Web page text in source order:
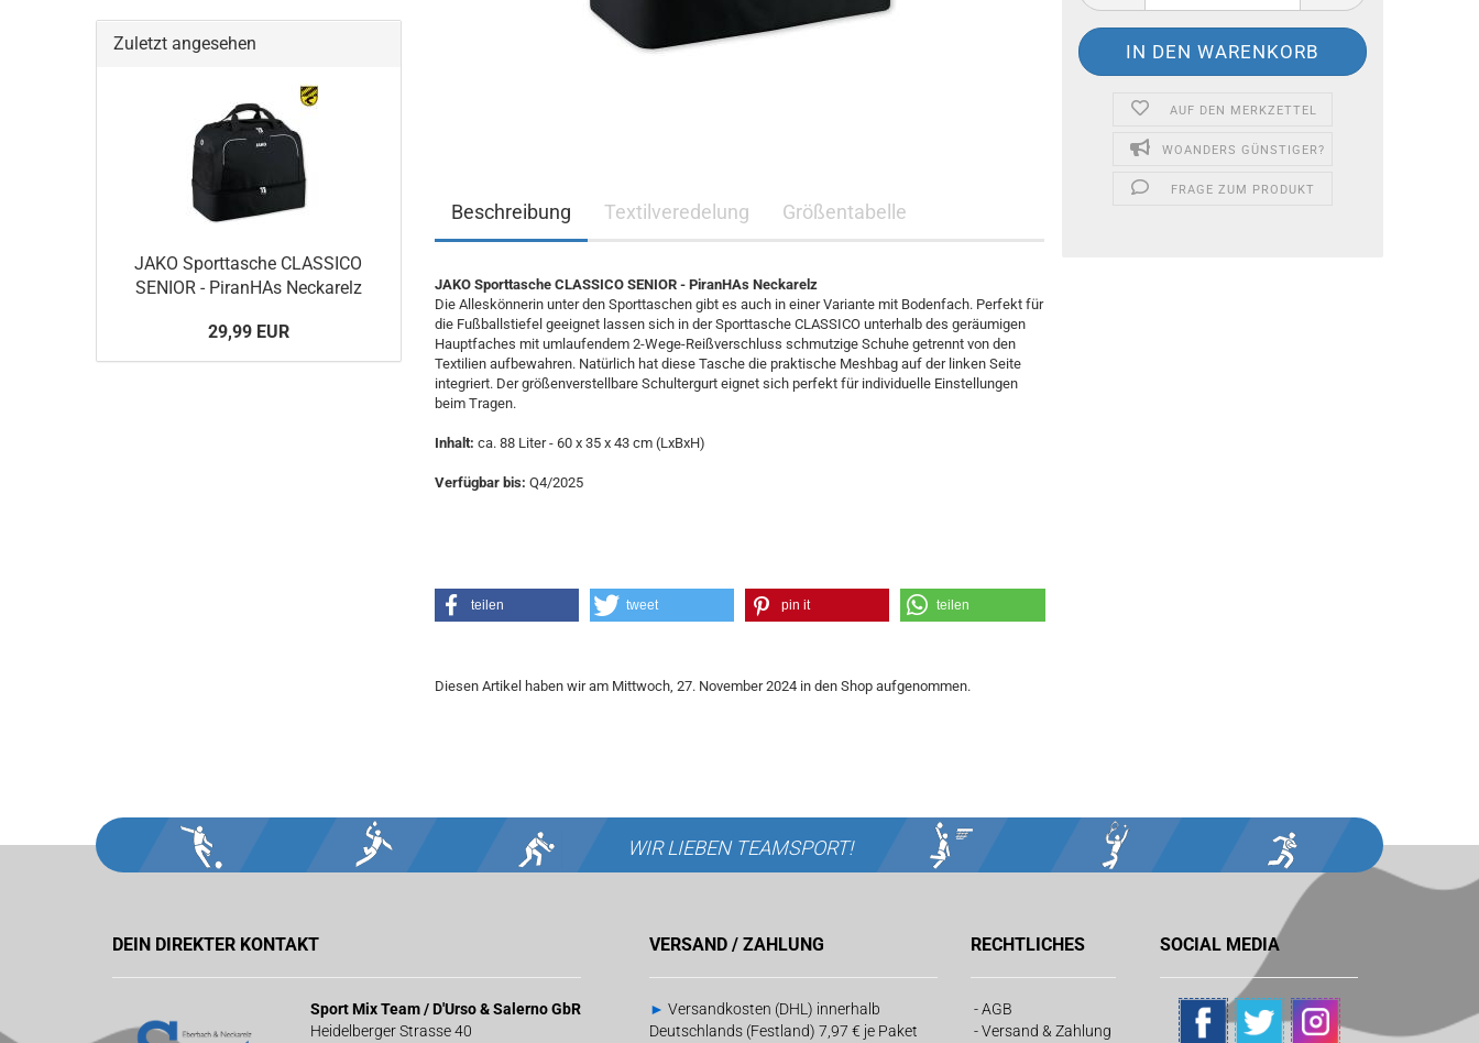
AUF DEN MERKZETTEL
WOANDERS GÜNSTIGER?
FRAGE ZUM PRODUKT
Beschreibung Textilveredelung Größentabelle
JAKO Sporttasche CLASSICO SENIOR - PiranHAs Neckarelz
Die Alleskönnerin unter den Sporttaschen gibt es auch in einer Variante mit Bodenfach. Perfekt für
die Fußballstiefel geeignet lassen sich in der Sporttasche CLASSICO unterhalb des geräumigen
Hauptfaches mit umlaufendem 2-Wege-Reißverschluss schmutzige Schuhe getrennt von den
Textilien aufbewahren. Natürlich hat diese Tasche die praktische Meshbag auf der linken Seite
integriert. Der größenverstellbare Schultergurt eignet sich perfekt für individuelle Einstellungen
beim Tragen.
Inhalt: ca. 88 Liter - 60 x 35 x 43 cm (LxBxH)​​​​​​​
Verfügbar bis: Q4/2025
teilen tweet pin it teilen
Diesen Artikel haben wir am Mittwoch, 27. November 2024 in den Shop aufgenommen.
Zuletzt angesehen
JAKO Sporttasche CLASSICO
SENIOR - PiranHAs Neckarelz
29,99 EUR
WIR LIEBEN TEAMSPORT!
DEIN DIREKTER KONTAKT
Sport Mix Team / D'Urso & Salerno GbR
Heidelberger Strasse 40
VERSAND / ZAHLUNG
► Versandkosten (DHL) innerhalb
Deutschlands (Festland) 7,97 € je Paket
RECHTLICHES
-AGB
-Versand & Zahlung
SOCIAL MEDIA